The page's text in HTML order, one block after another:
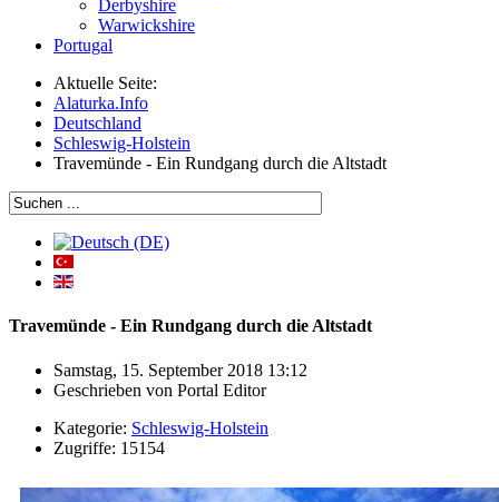
Derbyshire
Warwickshire
Portugal
Aktuelle Seite:
Alaturka.Info
Deutschland
Schleswig-Holstein
Travemünde - Ein Rundgang durch die Altstadt
Travemünde - Ein Rundgang durch die Altstadt
Samstag, 15. September 2018 13:12
Geschrieben von Portal Editor
Kategorie: Schleswig-Holstein
Zugriffe: 15154